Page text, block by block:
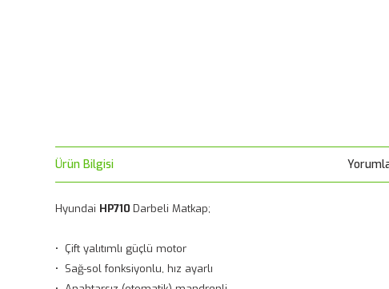
Ürün Bilgisi
Hyundai HP710 Darbeli Matkap;
• Çift yalıtımlı güçlü motor
• Sağ-sol fonksiyonlu, hız ayarlı